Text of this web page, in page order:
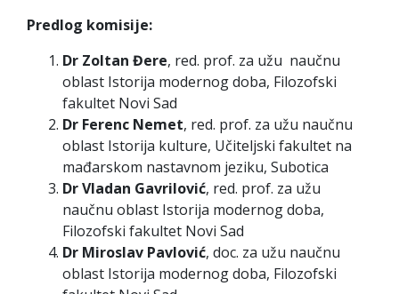
Predlog komisije:
Dr Zoltan Đere, red. prof. za užu naučnu
oblast Istorija modernog doba, Filozofski
fakultet Novi Sad
Dr Ferenc Nemet, red. prof. za užu naučnu
oblast Istorija kulture, Učiteljski fakultet na
mađarskom nastavnom jeziku, Subotica
Dr Vladan Gavrilović, red. prof. za užu
naučnu oblast Istorija modernog doba,
Filozofski fakultet Novi Sad
Dr Miroslav Pavlović, doc. za užu naučnu
oblast Istorija modernog doba, Filozofski